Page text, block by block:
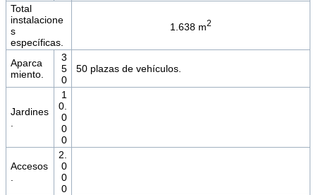
Total
instalacione
s
específicas.
1.638 m2
Aparca
miento.
3
5
0
50 plazas de vehículos.
Jardines
1
0.
0
0
0
Accesos
2.
0
0
0